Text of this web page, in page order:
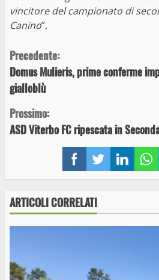
FacebookTwitter
vincitore del campionato di
Canino”.
Continue
Reading
Precedente:
Domus Mulieris, prime conferme
gialloblù
Prossimo:
ASD Viterbo FC ripescata in
ARTICOLI CORRELATI